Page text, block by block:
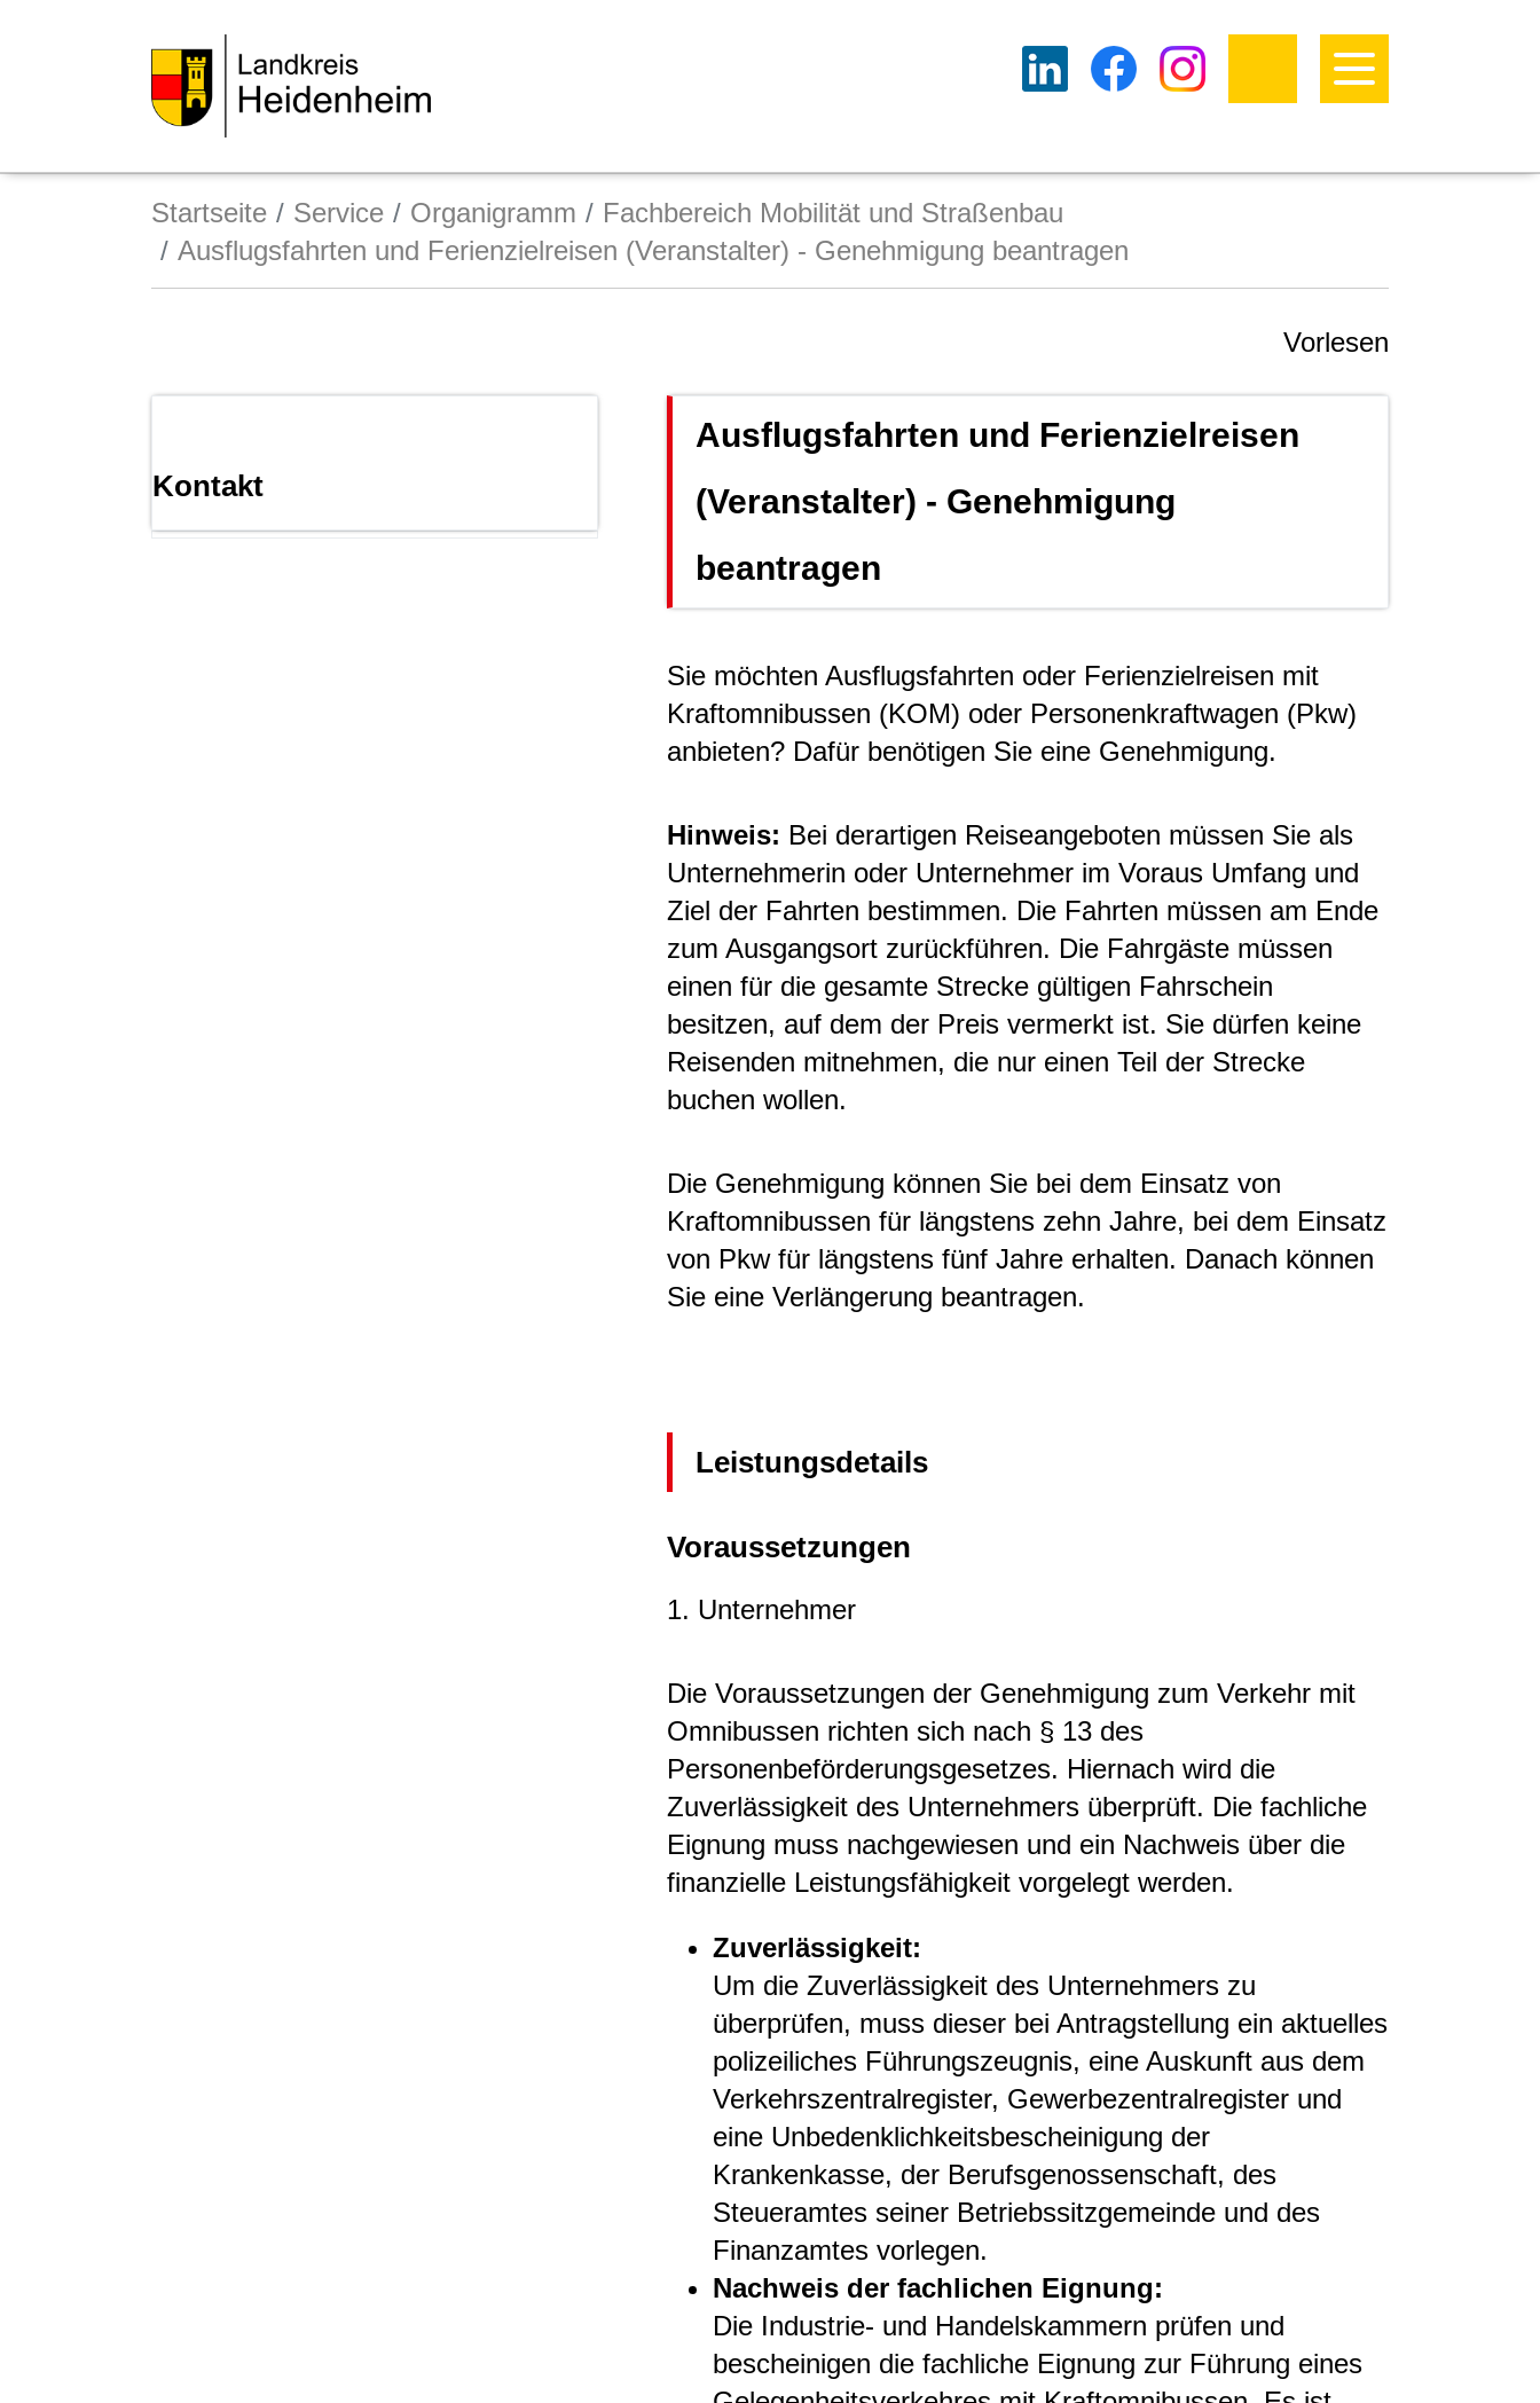
Startseite Service Organigramm
Fachbereich Mobilität und Straßenbau
Ausflugsfahrten und Ferienzielreisen (Veranstalter) - Genehmigung beantragen
Vorlesen
Kontakt
Ausflugsfahrten und Ferienzielreisen
(Veranstalter) - Genehmigung
beantragen
Sie möchten Ausflugsfahrten oder Ferienzielreisen mit
Kraftomnibussen (KOM) oder Personenkraftwagen (Pkw)
anbieten? Dafür benötigen Sie eine Genehmigung.
Hinweis: Bei derartigen Reiseangeboten müssen Sie als
Unternehmerin oder Unternehmer im Voraus Umfang und
Ziel der Fahrten bestimmen. Die Fahrten müssen am Ende
zum Ausgangsort zurückführen. Die Fahrgäste müssen
einen für die gesamte Strecke gültigen Fahrschein
besitzen, auf dem der Preis vermerkt ist. Sie dürfen keine
Reisenden mitnehmen, die nur einen Teil der Strecke
buchen wollen.
Die Genehmigung können Sie bei dem Einsatz von
Kraftomnibussen für längstens zehn Jahre, bei dem Einsatz
von Pkw für längstens fünf Jahre erhalten. Danach können
Sie eine Verlängerung beantragen.
Leistungsdetails
Voraussetzungen
1. Unternehmer
Die Voraussetzungen der Genehmigung zum Verkehr mit
Omnibussen richten sich nach § 13 des
Personenbeförderungsgesetzes. Hiernach wird die
Zuverlässigkeit des Unternehmers überprüft. Die fachliche
Eignung muss nachgewiesen und ein Nachweis über die
finanzielle Leistungsfähigkeit vorgelegt werden.
Zuverlässigkeit:
Um die Zuverlässigkeit des Unternehmers zu
überprüfen, muss dieser bei Antragstellung ein aktuelles
polizeiliches Führungszeugnis, eine Auskunft aus dem
Verkehrszentralregister, Gewerbezentralregister und
eine Unbedenklichkeitsbescheinigung der
Krankenkasse, der Berufsgenossenschaft, des
Steueramtes seiner Betriebssitzgemeinde und des
Finanzamtes vorlegen.
Nachweis der fachlichen Eignung:
Die Industrie- und Handelskammern prüfen und
bescheinigen die fachliche Eignung zur Führung eines